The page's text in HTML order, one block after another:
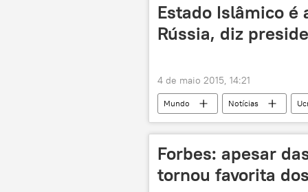
Estado Islâmico é
Rússia, diz
4 de maio 2015, 14:21
Mundo Notícias
Estado Islâmico
sanções
Forbes: apesar
tornou favorita